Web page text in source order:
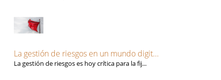
La gestión de riesgos en un mundo digit...
La gestión de riesgos es hoy crítica para la fij...